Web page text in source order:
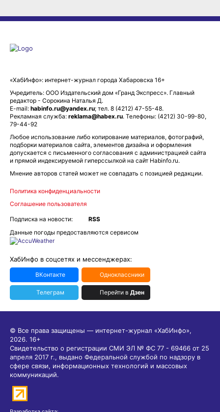
«ХабИнфо»: интернет-журнал города Хабаровска 16+
Учредитель: ООО Издательский дом «Гранд Экспресс». Главный
редактор - Сорокина Наталья Д.
E-mail: habinfo.ru@yandex.ru; тел. 8 (4212) 47-55-48.
Рекламная служба: reklama@habex.ru. Телефоны: (4212) 30-99-80,
79-44-92
Любое использование либо копирование материалов, фотографий,
подборки материалов сайта, элементов дизайна и оформления
допускается с письменного согласования с администрацией сайта
и прямой индексируемой гиперссылкой на сайт Habinfo.ru.
Мнение авторов статей может не совпадать с позицией редакции.
Политика конфиденциальности
Соглашение пользователя
Подписка на новости:
RSS
Данные погоды предоставляются сервисом
ХабИнфо в соцсетях и мессенджерах:
ВКонтакте Одноклассники
Телеграм Перейти в Дзен
© Все права защищены — интернет-журнал «ХабИнфо»,
2026. 16+
Свидетельство о регистрации СМИ ЭЛ № ФС 77 - 69466 от 25
апреля 2017 г., выдано Федеральной службой по надзору в
сфере связи, информационных технологий и массовых
коммуникаций.